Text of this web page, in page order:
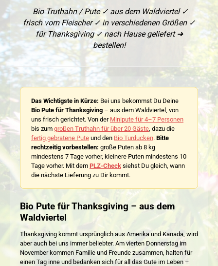
Bio Truthahn / Pute ✓ aus dem Waldviertel ✓
frisch vom Fleischer ✓ in verschiedenen Größen ✓
für Thanksgiving ✓ nach Hause geliefert ➜
bestellen!
Das Wichtigste in Kürze: Bei uns bekommst Du Deine
Bio Pute für Thanksgiving – aus dem Waldviertel, von
uns frisch gerichtet. Von der Minipute für 4–7 Personen
bis zum großen Truthahn für über 20 Gäste , dazu die
fertig gebratene Pute und den Bio Turducken. Bitte
rechtzeitig vorbestellen: große Puten ab 8 kg
mindestens 7 Tage vorher, kleinere Puten mindestens 10
Tage vorher. Mit dem PLZ-Check siehst Du gleich, wann
die nächste Lieferung zu Dir kommt.
Bio Pute für Thanksgiving – aus dem
Waldviertel
Thanksgiving kommt ursprünglich aus Amerika und Kanada, wird
aber auch bei uns immer beliebter. Am vierten Donnerstag im
November kommen Familie und Freunde zusammen, halten für
einen Tag inne und bedanken sich für all das Gute im Leben –